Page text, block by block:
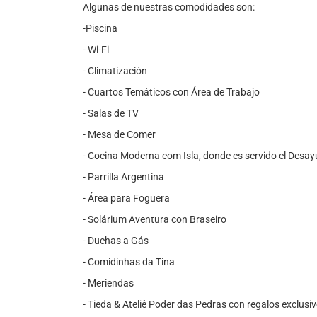
Algunas de nuestras comodidades son:
-Piscina
- Wi-Fi
- Climatización
- Cuartos Temáticos con Área de Trabajo
- Salas de TV
- Mesa de Comer
- Cocina Moderna com Isla, donde es servido el
- Parrilla Argentina
- Área para Foguera
- Solárium Aventura con Braseiro
- Duchas a Gás
- Comidinhas da Tina
- Meriendas
- Tieda & Ateliê Poder das Pedras con regalos